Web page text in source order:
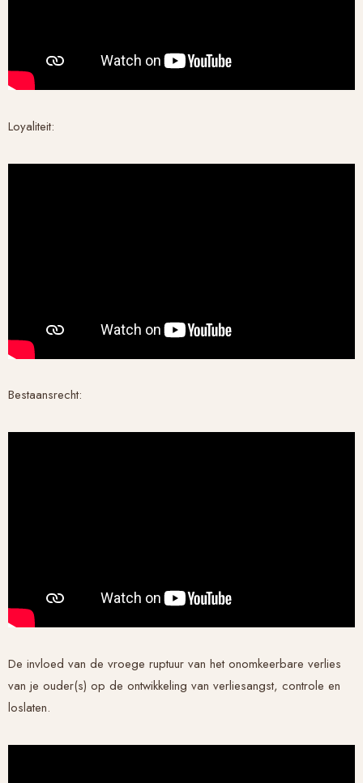
Loyaliteit:
Bestaansrecht:
De invloed van de vroege ruptuur van het onomkeerbare verlies
van je ouder(s) op de ontwikkeling van verliesangst, controle en
loslaten.